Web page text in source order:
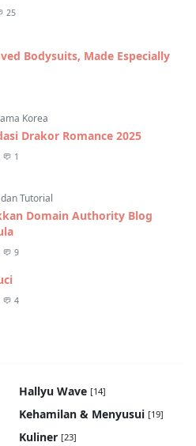
25
Bodysuits, Made Especially
Korea
Drakor Romance 2025
1
Tutorial
Domain Authority Blog
9
4
Hallyu Wave [14]
Kehamilan & Menyusui [19]
Kuliner [23]